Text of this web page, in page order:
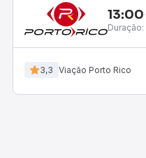
13:00
Duração:
3,3 Viação Porto Rico